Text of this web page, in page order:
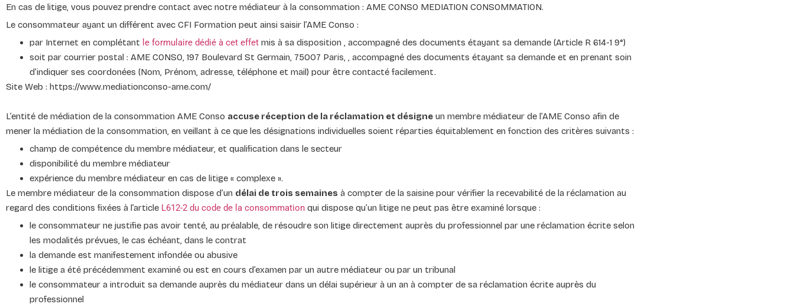
En cas de litige, vous pouvez prendre contact avec notre médiateur à la consommation : AME CONSO MEDIATION CONSOMMATION.
Le consommateur ayant un différent avec CFI Formation peut ainsi saisir l’AME Conso :
par Internet en complétant le formulaire dédié à cet effet mis à sa disposition , accompagné des documents étayant sa demande (Article R 614-1 9°)
soit par courrier postal : AME CONSO, 197 Boulevard St Germain, 75007 Paris, , accompagné des documents étayant sa demande et en prenant soin
d’indiquer ses coordonées (Nom, Prénom, adresse, téléphone et mail) pour être contacté facilement.
Site Web : https://www.mediationconso-ame.com/
L’entité de médiation de la consommation AME Conso accuse réception de la réclamation et désigne un membre médiateur de l’AME Conso afin de
mener la médiation de la consommation, en veillant à ce que les désignations individuelles soient réparties équitablement en fonction des critères suivants :
champ de compétence du membre médiateur, et qualification dans le secteur
disponibilité du membre médiateur
expérience du membre médiateur en cas de litige « complexe ».
Le membre médiateur de la consommation dispose d’un délai de trois semaines à compter de la saisine pour vérifier la recevabilité de la réclamation au
regard des conditions fixées à l’article L612-2 du code de la consommation qui dispose qu’un litige ne peut pas être examiné lorsque :
le consommateur ne justifie pas avoir tenté, au préalable, de résoudre son litige directement auprès du professionnel par une réclamation écrite selon
les modalités prévues, le cas échéant, dans le contrat
la demande est manifestement infondée ou abusive
le litige a été précédemment examiné ou est en cours d’examen par un autre médiateur ou par un tribunal
le consommateur a introduit sa demande auprès du médiateur dans un délai supérieur à un an à compter de sa réclamation écrite auprès du
professionnel